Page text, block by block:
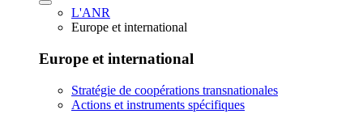
L'ANR
Europe et international
Europe et international
Stratégie de coopérations transnationales
Actions et instruments spécifiques